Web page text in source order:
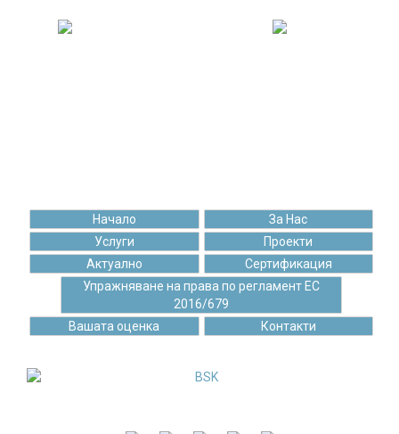
Начало
За Нас
Услуги
Проекти
Актуално
Сертификация
Упражняване на права по регламент ЕС
2016/679
Вашата оценка
Контакти